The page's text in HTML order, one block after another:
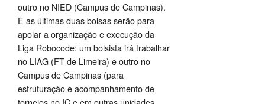
outro no NIED (Campus de Campinas).
E as últimas duas bolsas serão para
apoiar a organização e execução da
Liga Robocode: um bolsista irá trabalhar
no LIAG (FT de Limeira) e outro no
Campus de Campinas (para
estruturação e acompanhamento de